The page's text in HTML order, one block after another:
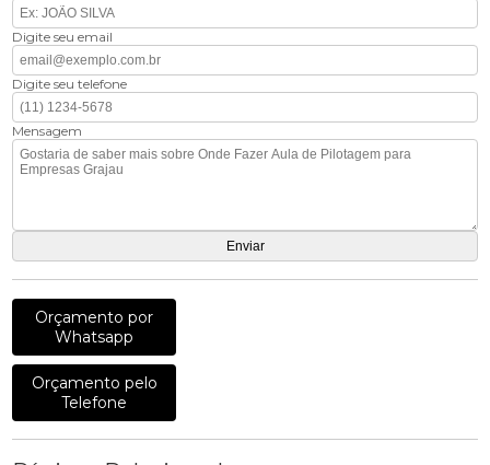
Digite seu email
Digite seu telefone
Mensagem
Orçamento por
Whatsapp
Orçamento pelo
Telefone